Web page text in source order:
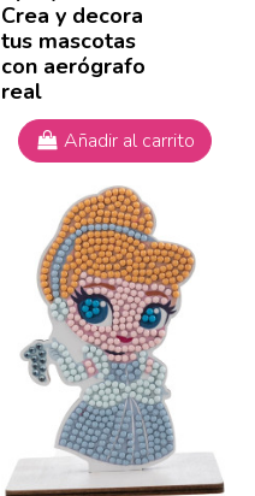
Crea y decora
tus mascotas
con aerógrafo
real
Añadir al carrito